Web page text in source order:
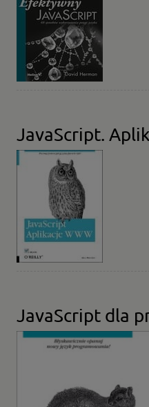
JavaScript.
JavaScript dla